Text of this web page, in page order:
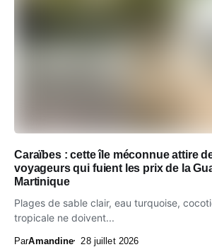
Caraïbes : cette île méconnue attire
voyageurs qui fuient les prix de la
Martinique
Plages de sable clair, eau turquoise,
tropicale ne doivent...
ParAmandine 28 juillet 2026